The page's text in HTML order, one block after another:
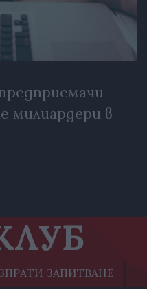
милиардери в
ЗАПИТВАНЕ